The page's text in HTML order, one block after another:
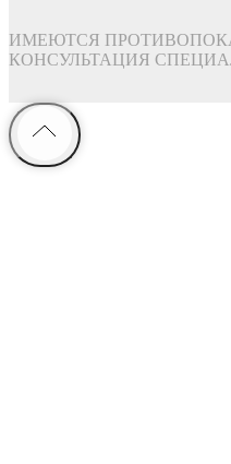
ИМЕЮТСЯ
КОНСУЛЬТАЦИЯ